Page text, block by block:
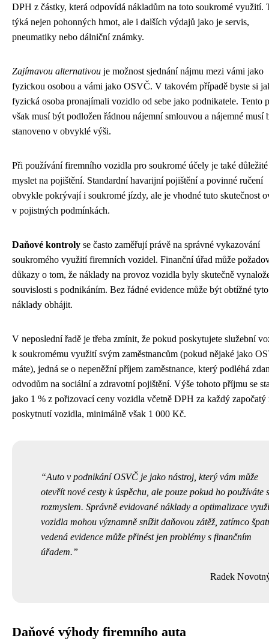
DPH z částky, která odpovídá nákladům na toto soukromé využití.
týká nejen pohonných hmot, ale i dalších výdajů jako je servis,
pneumatiky nebo dálniční známky.
Zajímavou alternativou je možnost sjednání nájmu mezi vámi jako
fyzickou osobou a vámi jako OSVČ. V takovém případě byste si
fyzická osoba pronajímali vozidlo od sebe jako podnikatele. Tento
však musí být podložen řádnou nájemní smlouvou a nájemné musí
stanoveno v obvyklé výši.
Při používání firemního vozidla pro soukromé účely je také důležité
myslet na pojištění. Standardní havarijní pojištění a povinné ručení
obvykle pokrývají i soukromé jízdy, ale je vhodné tuto skutečnost
v pojistných podmínkách.
Daňové kontroly se často zaměřují právě na správné vykazování
soukromého využití firemních vozidel. Finanční úřad může
důkazy o tom, že náklady na provoz vozidla byly skutečně
souvislosti s podnikáním. Bez řádné evidence může být obtížné tyto
náklady obhájit.
V neposlední řadě je třeba zmínit, že pokud poskytujete služební
k soukromému využití svým zaměstnancům (pokud nějaké jako
máte), jedná se o nepeněžní příjem zaměstnance, který podléhá
odvodům na sociální a zdravotní pojištění. Výše tohoto příjmu se
jako 1 % z pořizovací ceny vozidla včetně DPH za každý započatý
poskytnutí vozidla, minimálně však 1 000 Kč.
Auto v podnikání OSVČ je jako nástroj, který vám může
otevřít nové cesty k úspěchu, ale pouze pokud ho používáte s
rozmyslem. Správně evidované náklady a optimalizace
vozidla mohou významně snížit daňovou zátěž, zatímco
vedená evidence může přinést jen problémy s finančním
úřadem.
Radek
Daňové výhody firemního auta